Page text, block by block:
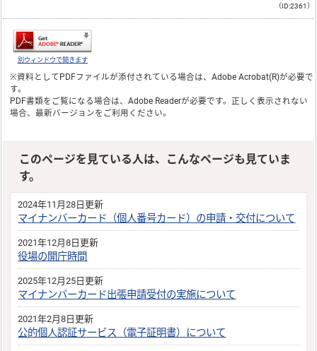
（ID:2361）
別ウィンドウで開きます
※資料としてPDFファイルが添付されている場合は、Adobe Acrobat(R)が必要で
す。
PDF書類をご覧になる場合は、Adobe Readerが必要です。正しく表示されない
場合、最新バージョンをご利用ください。
このページを見ている人は、こんなページも見ていま
す。
2024年11月28日更新
マイナンバーカード（個人番号カード）の申請・交付について
2021年12月8日更新
役場の開庁時間
2025年12月25日更新
マイナンバーカード出張申請受付の実施について
2021年2月8日更新
公的個人認証サービス（電子証明書）について